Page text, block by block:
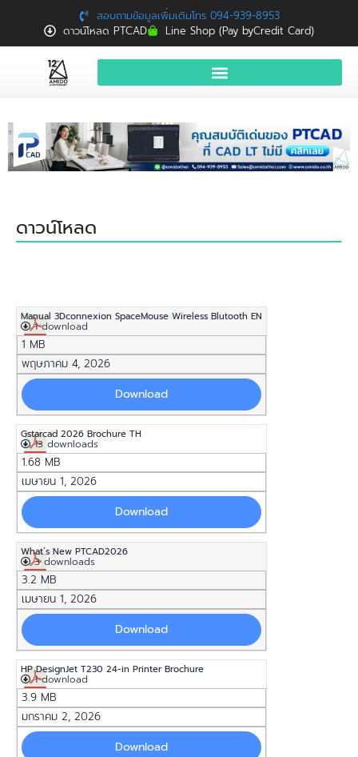
สอบถามข้อมูลเพิ่มเติมโทร 094-939-8953
ดาวน์โหลด PTCAD
Line Shop (Pay byCredit Card)
สินค้าและบริการ
จองอบรมฟรี
Download
ดาวน์โหลด
Manual 3Dconnexion SpaceMouse Wireless Blutooth EN
1 download
1 MB
พฤษภาคม 4, 2026
Download
Gstarcad 2026 Brochure TH
13 downloads
1.68 MB
เมษายน 1, 2026
Download
What’s New PTCAD2026
3 downloads
3.2 MB
เมษายน 1, 2026
Download
HP DesignJet T230 24-in Printer Brochure
1 download
3.9 MB
มกราคม 2, 2026
Download